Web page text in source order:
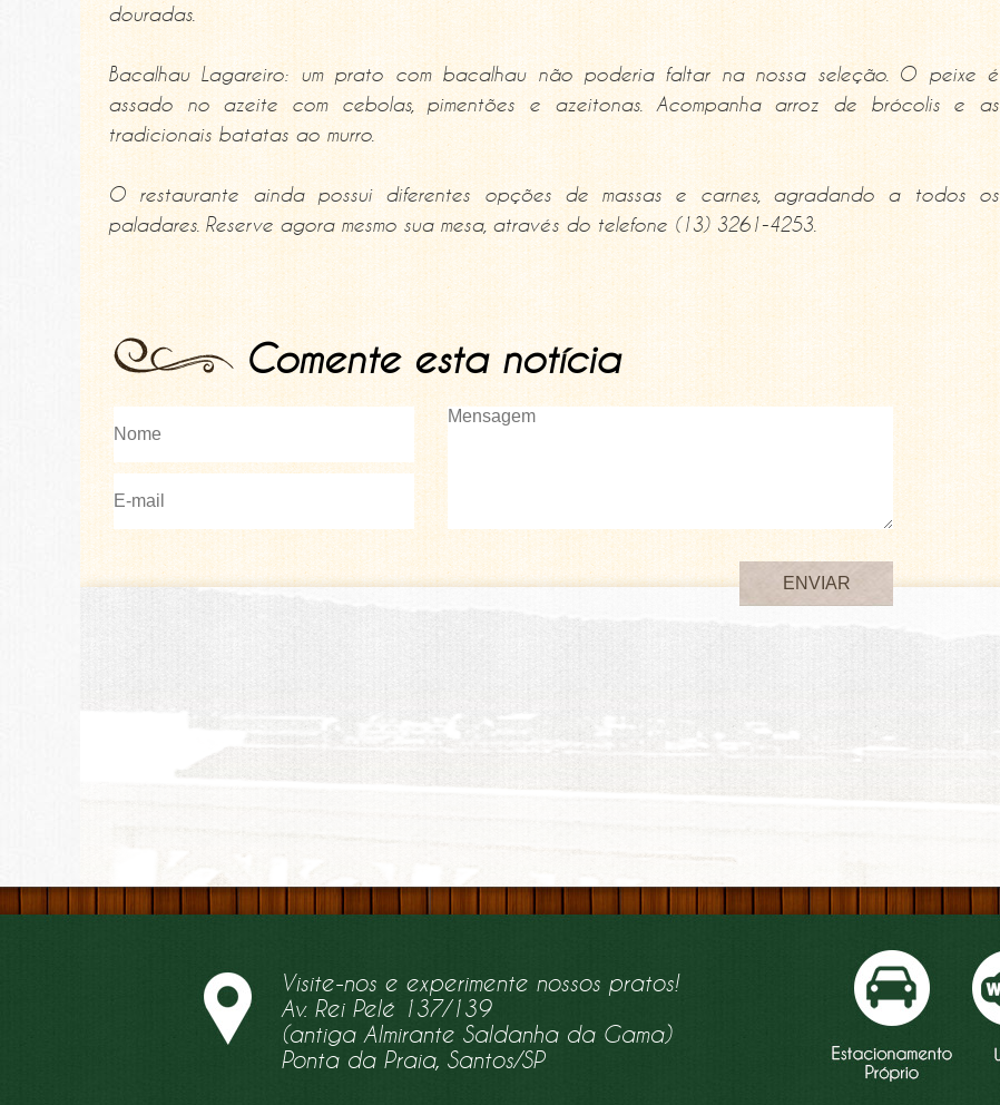
douradas.
Bacalhau Lagareiro: um prato com bacalhau não poderia faltar na nossa seleção. O peixe é
assado no azeite com cebolas, pimentões e azeitonas. Acompanha arroz de brócolis e as
tradicionais batatas ao murro.
O restaurante ainda possui diferentes opções de massas e carnes, agradando a todos os
paladares. Reserve agora mesmo sua mesa, através do telefone (13) 3261-4253.
Comente esta notícia
Visite-nos e experimente nossos pratos!
Av. Rei Pelé 137/139
(antiga Almirante Saldanha da Gama)
Ponta da Praia, Santos/SP